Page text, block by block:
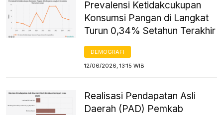
Prevalensi Ketidakcukupan
Konsumsi Pangan di Langkat
Turun 0,34% Setahun Terakhir
DEMOGRAFI
12/06/2026, 13:15 WIB
Realisasi Pendapatan Asli
Daerah (PAD) Pemkab